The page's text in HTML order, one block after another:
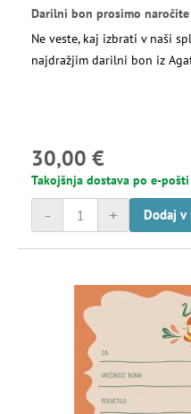
Darilni bon prosimo
Ne veste, kaj izbrati v naši
najdražjim darilni bon iz
30,00 €
Takojšnja dostava po e-pošti
+
- Dodaj v